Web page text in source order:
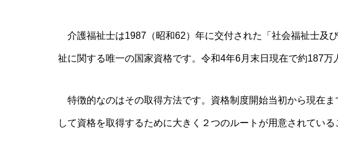
介護福祉士は1987（昭和62）年に交付された「社会福祉士及
祉に関する唯一の国家資格です。令和4年6月末日現在で約187万
特徴的なのはその取得方法です。資格制度開始当初から現在
して資格を取得するために大きく２つのルートが用意されている